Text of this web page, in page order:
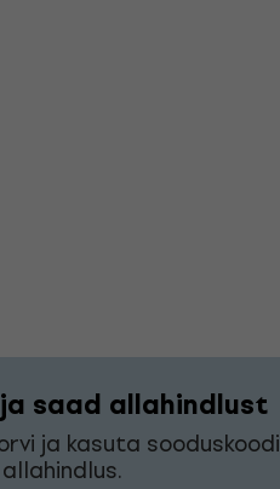
saad allahindlust
ja kasuta sooduskoodi